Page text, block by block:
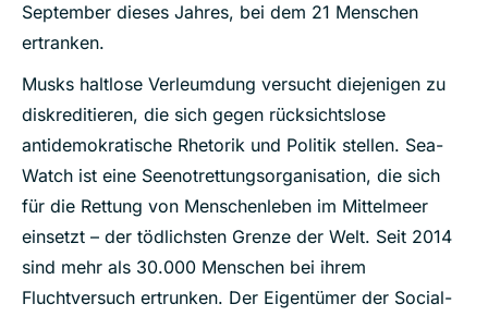
September dieses Jahres, bei dem 21 Menschen
ertranken.
Musks haltlose Verleumdung versucht diejenigen zu
diskreditieren, die sich gegen rücksichtslose
antidemokratische Rhetorik und Politik stellen. Sea-
Watch ist eine Seenotrettungsorganisation, die sich
für die Rettung von Menschenleben im Mittelmeer
einsetzt – der tödlichsten Grenze der Welt. Seit 2014
sind mehr als 30.000 Menschen bei ihrem
Fluchtversuch ertrunken. Der Eigentümer der Social-